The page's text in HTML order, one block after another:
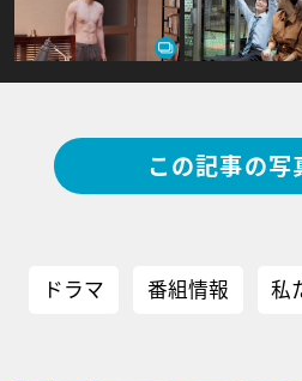
この記事の写
ドラマ 番組情報 私